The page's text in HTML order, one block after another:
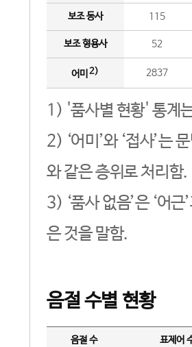
보조 동사 115
보조 형용사 52
어미 2) 2837
1) '품사별 현황' 통계
2) ‘어미’와 ‘접사’는
와 같은 층위로 처리함.
3) ‘품사 없음’은 ‘어
은 것을 말함.
음절 수별 현황
음절 수 표제어